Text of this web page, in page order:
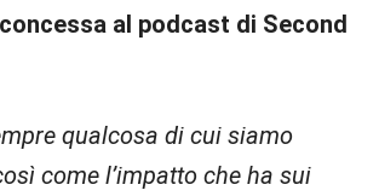
al podcast di Second
qualcosa di cui siamo
come l’impatto che ha sui